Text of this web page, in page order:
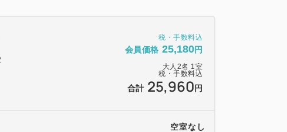
他の事情により一般営業のできない日もご
館の場合、駐車場料金を1泊/1台につき500円
税・手数料込
会員価格 25,180円
大人 2名 1室
税・手数料込
合計 25,960 円
空室なし